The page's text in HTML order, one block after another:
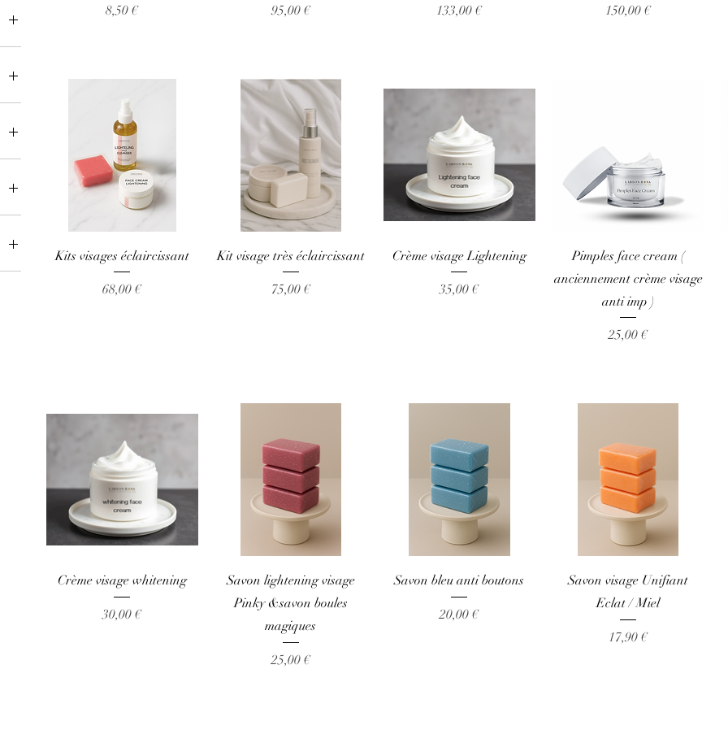
Prix
8,50 € Prix
95,00 € Prix
133,00 € Prix
150,00 €
Aperçu rapide
Kits visages éclaircissant
Prix
68,00 €
Aperçu rapide
Kit visage très éclaircissant
Prix
75,00 €
Aperçu rapide
Crème visage Lightening
Prix
35,00 €
Aperçu rapide
Pimples face cream (
anciennement crème visage
anti imp )
Prix
25,00 €
Aperçu rapide
Crème visage whitening
Prix
30,00 €
Aperçu rapide
Savon lightening visage
Pinky &savon boules
magiques
Prix
25,00 €
Aperçu rapide
Savon bleu anti boutons
Prix
20,00 €
Aperçu rapide
Savon visage Unifiant
Eclat / Miel
Prix
17,90 €